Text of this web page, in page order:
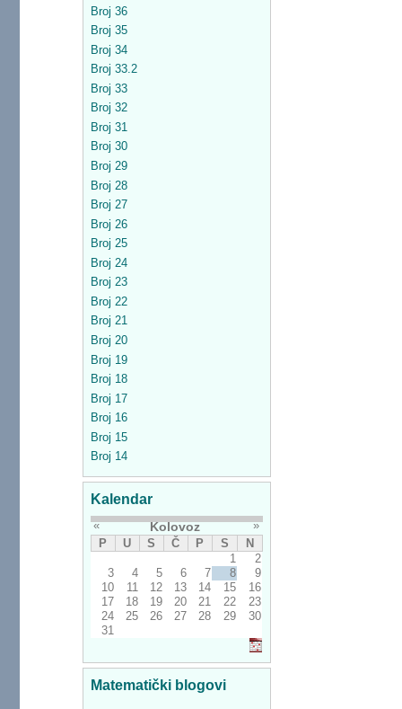
Broj 36
Broj 35
Broj 34
Broj 33.2
Broj 33
Broj 32
Broj 31
Broj 30
Broj 29
Broj 28
Broj 27
Broj 26
Broj 25
Broj 24
Broj 23
Broj 22
Broj 21
Broj 20
Broj 19
Broj 18
Broj 17
Broj 16
Broj 15
Broj 14
Kalendar
« Kolovoz
»
P
U S Č P S
N
1
2
3
4 5 6 7 8
9
10
11 12 13 14 15
16
17
18 19 20 21 22
23
24
25 26 27 28 29
30
31
Matematički blogovi